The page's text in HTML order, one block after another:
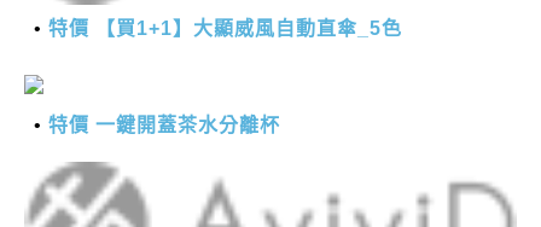
特價 【買1+1】大顯威風自動直傘_5色
特價 一鍵開蓋茶水分離杯